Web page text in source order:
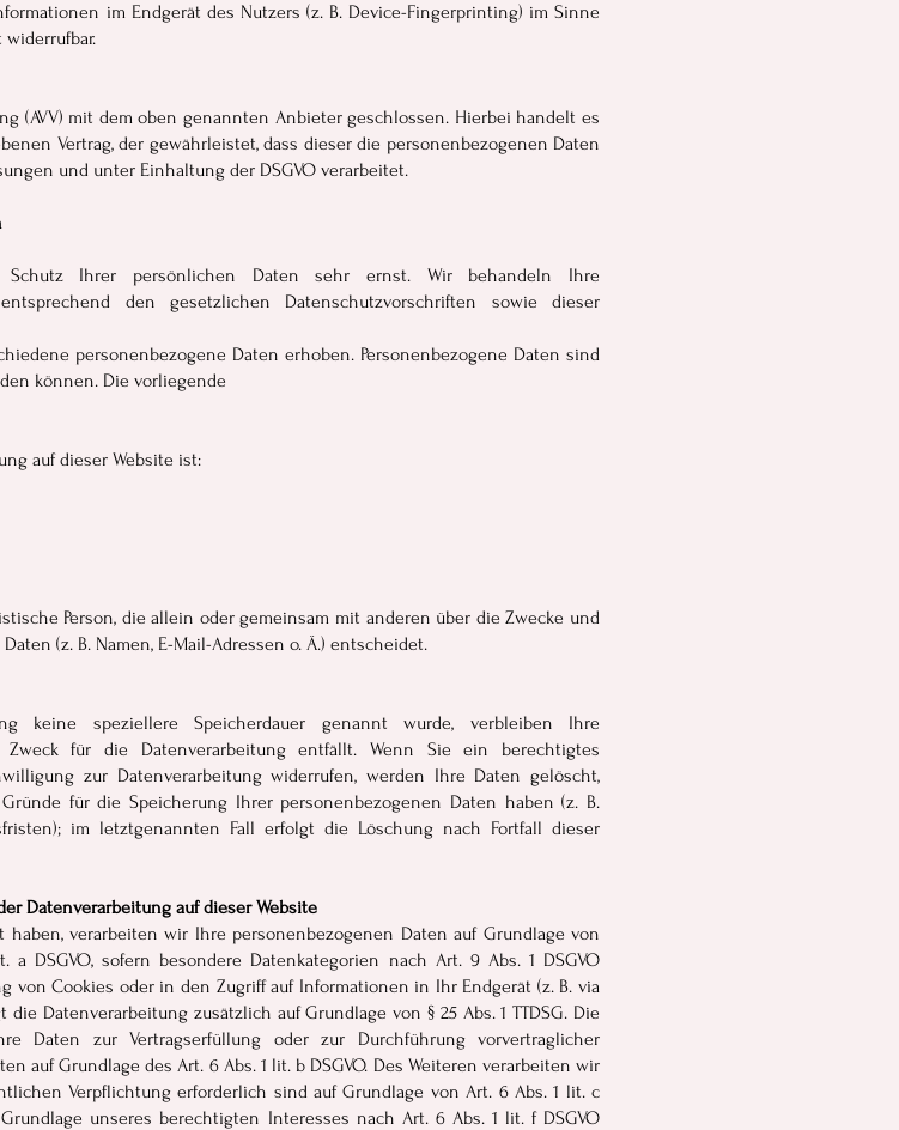
im Endgerät des Nutzers (z. B. Device-Fingerprinting) im Sinne
(AVV) mit dem oben genannten Anbieter geschlossen. Hierbei handelt es
Vertrag, der gewährleistet, dass dieser die personenbezogenen Daten
und unter Einhaltung der DSGVO verarbeitet.
Ihrer persönlichen Daten sehr ernst. Wir behandeln Ihre
den gesetzlichen Datenschutzvorschriften sowie dieser
personenbezogene Daten erhoben. Personenbezogene Daten sind
können. Die vorliegende
auf dieser Website ist:
Person, die allein oder gemeinsam mit anderen über die Zwecke und
(z. B. Namen, E-Mail-Adressen o. Ä.) entscheidet.
keine speziellere Speicherdauer genannt wurde, verbleiben Ihre
für die Datenverarbeitung entfällt. Wenn Sie ein berechtigtes
zur Datenverarbeitung widerrufen, werden Ihre Daten gelöscht,
für die Speicherung Ihrer personenbezogenen Daten haben (z. B.
im letztgenannten Fall erfolgt die Löschung nach Fortfall dieser
Datenverarbeitung auf dieser Website
verarbeiten wir Ihre personenbezogenen Daten auf Grundlage von
DSGVO, sofern besondere Datenkategorien nach Art. 9 Abs. 1 DSGVO
von Cookies oder in den Zugriff auf Informationen in Ihr Endgerät (z. B. via
Datenverarbeitung zusätzlich auf Grundlage von § 25 Abs. 1 TTDSG. Die
Daten zur Vertragserfüllung oder zur Durchführung vorvertraglicher
auf Grundlage des Art. 6 Abs. 1 lit. b DSGVO. Des Weiteren verarbeiten wir
Verpflichtung erforderlich sind auf Grundlage von Art. 6 Abs. 1 lit. c
unseres berechtigten Interesses nach Art. 6 Abs. 1 lit. f DSGVO